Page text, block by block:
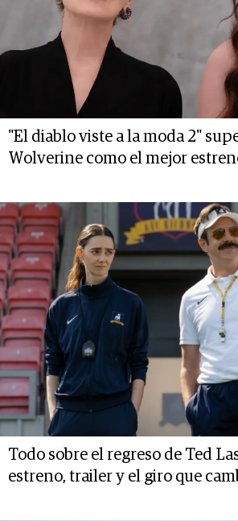
"El diablo viste a la moda 2"
Wolverine como el mejor
Todo sobre el regreso de Ted
estreno, trailer y el giro que